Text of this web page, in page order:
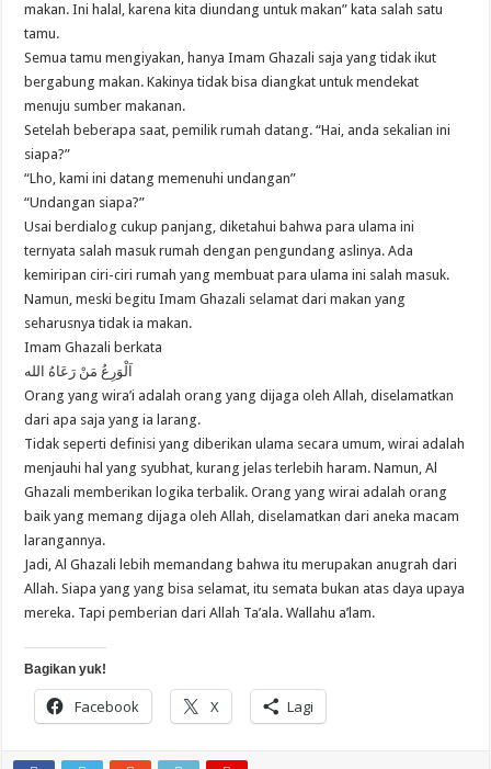
makan. Ini halal, karena kita diundang untuk makan” kata salah satu
tamu.
Semua tamu mengiyakan, hanya Imam Ghazali saja yang tidak ikut
bergabung makan. Kakinya tidak bisa diangkat untuk mendekat
menuju sumber makanan.
Setelah beberapa saat, pemilik rumah datang. “Hai, anda sekalian ini
siapa?”
“Lho, kami ini datang memenuhi undangan”
“Undangan siapa?”
Usai berdialog cukup panjang, diketahui bahwa para ulama ini
ternyata salah masuk rumah dengan pengundang aslinya. Ada
kemiripan ciri-ciri rumah yang membuat para ulama ini salah masuk.
Namun, meski begitu Imam Ghazali selamat dari makan yang
seharusnya tidak ia makan.
Imam Ghazali berkata
اَلْوَرِعُ مَنْ رَعَاهُ الله
Orang yang wira’i adalah orang yang dijaga oleh Allah, diselamatkan
dari apa saja yang ia larang.
Tidak seperti definisi yang diberikan ulama secara umum, wirai adalah
menjauhi hal yang syubhat, kurang jelas terlebih haram. Namun, Al
Ghazali memberikan logika terbalik. Orang yang wirai adalah orang
baik yang memang dijaga oleh Allah, diselamatkan dari aneka macam
larangannya.
Jadi, Al Ghazali lebih memandang bahwa itu merupakan anugrah dari
Allah. Siapa yang yang bisa selamat, itu semata bukan atas daya upaya
mereka. Tapi pemberian dari Allah Ta’ala. Wallahu a’lam.
Bagikan yuk!
Facebook X Lagi